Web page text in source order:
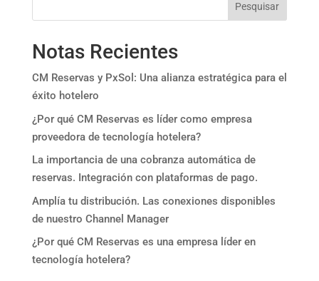
Pesquisar
Notas Recientes
CM Reservas y PxSol: Una alianza estratégica para el
éxito hotelero
¿Por qué CM Reservas es líder como empresa
proveedora de tecnología hotelera?
La importancia de una cobranza automática de
reservas. Integración con plataformas de pago.
Amplía tu distribución. Las conexiones disponibles
de nuestro Channel Manager
¿Por qué CM Reservas es una empresa líder en
tecnología hotelera?